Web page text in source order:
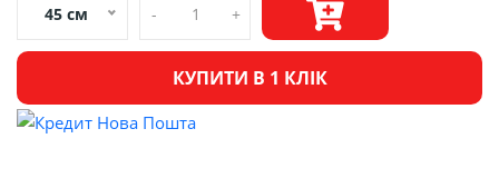
45 см - +
КУПИТИ В 1 КЛІК